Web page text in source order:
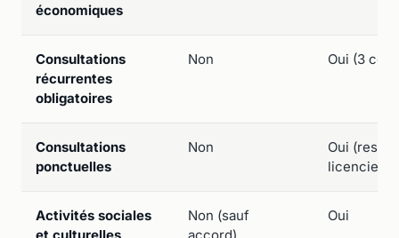
économiques
Consultations
récurrentes
obligatoires
Non Oui (3
Consultations
ponctuelles
Non
Oui
Activités sociales
Non (sauf
Oui